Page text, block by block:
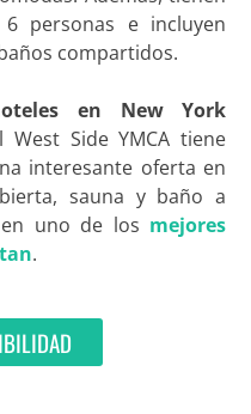
personas e incluyen
compartidos.
en New York
West Side YMCA tiene
interesante oferta en
sauna y baño a
uno de los mejores
.